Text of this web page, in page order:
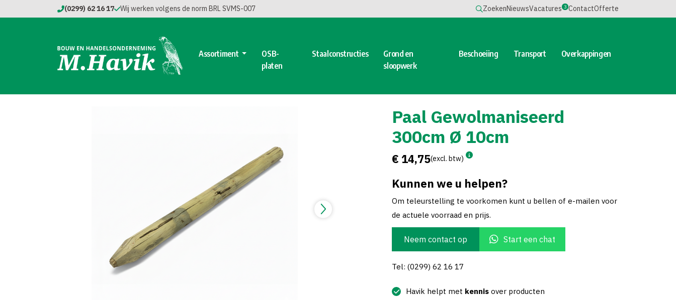
(0299) 62 16 17 Wij werken volgens de norm BRL SVMS-007 ZoekenNieuwsVacatures 3 ContactOfferte
Assortiment
OSB-
platen
Staalconstructies
Grond en
sloopwerk
Beschoeiing Transport Overkappingen
Paal Gewolmaniseerd
300cm Ø 10cm
€ 14,75(excl. btw)
Kunnen we u helpen?
Om teleurstelling te voorkomen kunt u bellen of e-mailen voor
de actuele voorraad en prijs.
Neem contact op Start een chat
Tel: (0299) 62 16 17
Havik helpt met kennis over producten